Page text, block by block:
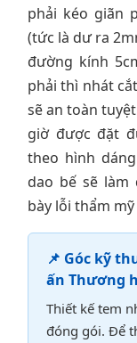
phải kéo giãn
(tức là dư ra
đường kính
phải thì nhát
sẽ an toàn
giờ được đặt
theo hình
dao bế sẽ làm
bày lỗi thẩm
📌 Góc kỹ
ấn Thương
Thiết kế tem
đóng gói. Để